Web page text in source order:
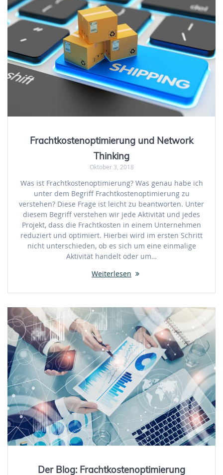
Frachtkostenoptimierung und Network
Thinking
Oktober 3, 2018
Was ist Frachtkostenoptimierung? Was genau habe ich
unter dem Begriff Frachtkostenoptimierung zu
verstehen? Diese Frage ist leicht zu beantworten. Unter
diesem Begriff verstehen wir jede Aktivität und jedes
Projekt, dass die Frachtkosten in einem Unternehmen
reduziert und optimiert. Hierbei wird im ersten Schritt
nicht unterschieden, ob es sich um eine einmalige
Aktivität handelt oder um…
Weiterlesen
Der Blog: Frachtkostenoptimierung